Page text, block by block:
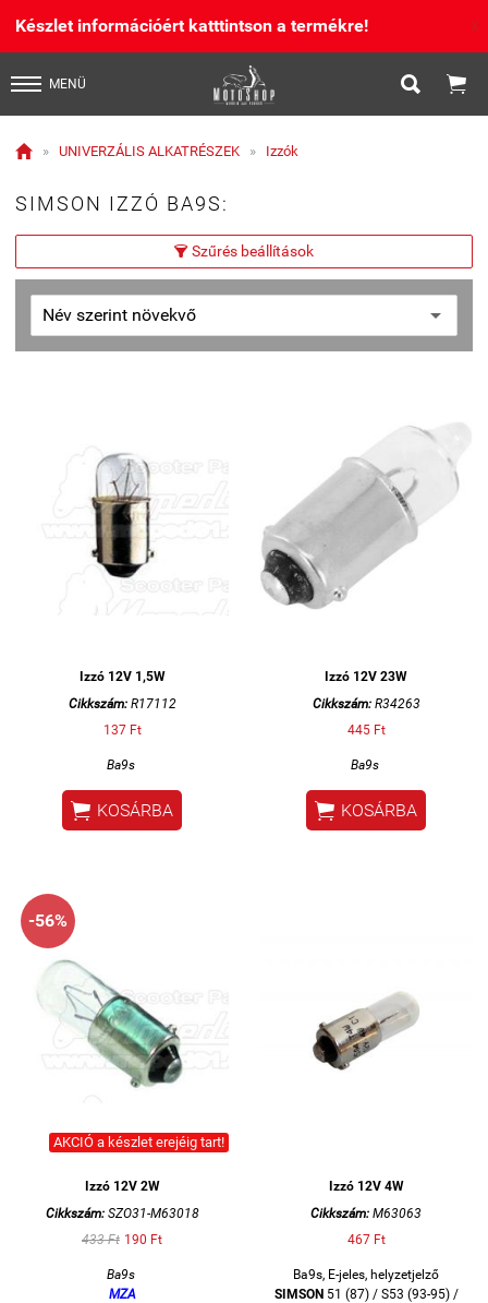
Készlet információért katttintson a termékre! X
MENÜ  
 » UNIVERZÁLIS ALKATRÉSZEK » Izzók
SIMSON IZZÓ BA9S:
 Szűrés beállítások
Izzó 12V 1,5W
Cikkszám:R17112
137 Ft
Ba9s
 KOSÁRBA
Izzó 12V 23W
Cikkszám:R34263
445 Ft
Ba9s
 KOSÁRBA
-56%
AKCIÓ a készlet erejéig tart!
Izzó 12V 2W
Cikkszám:SZO31-M63018
433 Ft 190 Ft
Ba9s
MZA
Izzó 12V 4W
Cikkszám: M63063
467 Ft
Ba9s, E-jeles, helyzetjelző
SIMSON51 (87) / S53 (93-95) /